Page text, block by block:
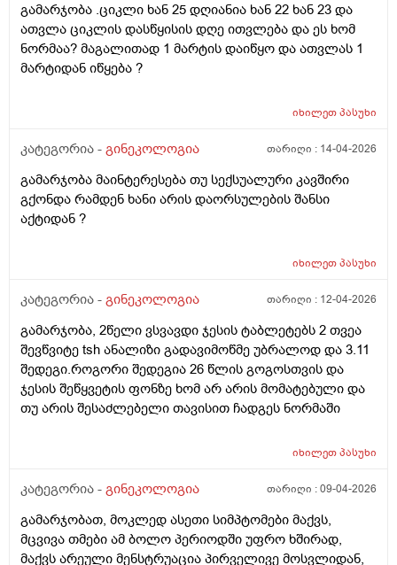
გამარჯობა .ციკლი ხან 25 დღიანია ხან 22 ხან 23 და
ათვლა ციკლის დასწყისის დღე ითვლება და ეს ხომ
ნორმაა? მაგალითად 1 მარტის დაიწყო და ათვლას 1
მარტიდან იწყება ?
იხილეთპასუხი
კატეგორია - გინეკოლოგია თარიღი : 14-04-2026
გამარჯობა მაინტერესება თუ სექსუალური კავშირი
გქონდა რამდენ ხანი არის დაორსულების შანსი
აქტიდან ?
იხილეთპასუხი
კატეგორია - გინეკოლოგია თარიღი : 12-04-2026
გამარჯობა, 2წელი ვსვავდი ჯესის ტაბლეტებს 2 თვეა
შევწვიტე tsh ანალიზი გადავიმოწმე უბრალოდ და 3.11
შედეგი.როგორი შედეგია 26 წლის გოგოსთვის და
ჯესის შეწყვეტის ფონზე ხომ არ არის მომატებული და
თუ არის შესაძლებელი თავისით ჩადგეს ნორმაში
იხილეთპასუხი
კატეგორია - გინეკოლოგია თარიღი :09-04-2026
გამარჯობათ, მოკლედ ასეთი სიმპტომები მაქვს,
მცვივა თმები ამ ბოლო პერიოდში უფრო ხშირად,
მაქვს არეული მენსტრუაცია პირველივე მოსვლიდან,